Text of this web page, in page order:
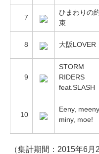
7
ひまわりの
束
8 大阪LOVER
9
STORM
RIDERS
feat.SLASH
10
Eeny, meeny,
miny, moe!
（集計期間：2015年6月